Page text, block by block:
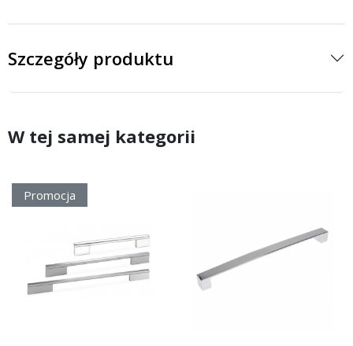
Szczegóły produktu
W tej samej kategorii
Promocja